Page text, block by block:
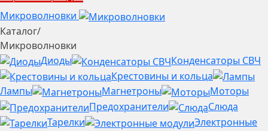
Микроволновки
Каталог/
Микроволновки
Диоды
Конденсаторы СВЧ
Крестовины и кольца
Лампы
Магнетроны
Моторы
Предохранители
Слюда
Тарелки
Электронные